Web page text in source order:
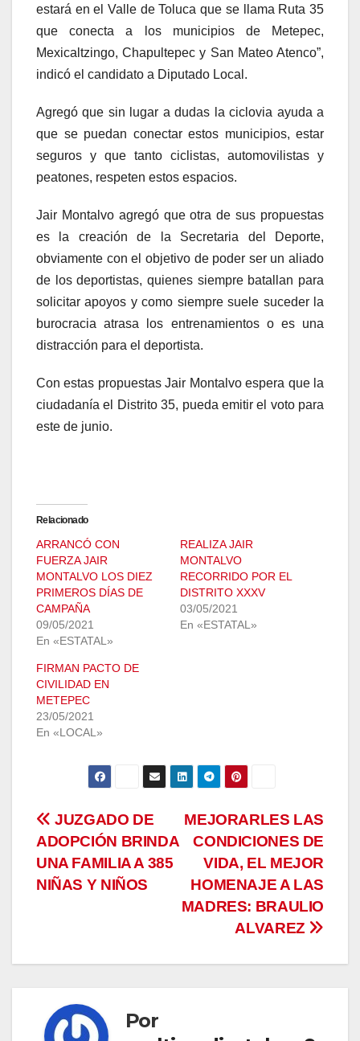
estará en el Valle de Toluca que se llama Ruta 35
que conecta a los municipios de Metepec,
Mexicaltzingo, Chapultepec y San Mateo Atenco”,
indicó el candidato a Diputado Local.
Agregó que sin lugar a dudas la ciclovia ayuda a
que se puedan conectar estos municipios, estar
seguros y que tanto ciclistas, automovilistas y
peatones, respeten estos espacios.
Jair Montalvo agregó que otra de sus propuestas
es la creación de la Secretaria del Deporte,
obviamente con el objetivo de poder ser un aliado
de los deportistas, quienes siempre batallan para
solicitar apoyos y como siempre suele suceder la
burocracia atrasa los entrenamientos o es una
distracción para el deportista.
Con estas propuestas Jair Montalvo espera que la
ciudadanía el Distrito 35, pueda emitir el voto para
este de junio.
Relacionado
ARRANCÓ CON
FUERZA JAIR
MONTALVO LOS DIEZ
PRIMEROS DÍAS DE
CAMPAÑA
09/05/2021
En «ESTATAL»
REALIZA JAIR
MONTALVO
RECORRIDO POR EL
DISTRITO XXXV
03/05/2021
En «ESTATAL»
FIRMAN PACTO DE
CIVILIDAD EN
METEPEC
23/05/2021
En «LOCAL»
Navegación
de
entradas
MEJORARLES LAS
CONDICIONES DE
VIDA, EL MEJOR
HOMENAJE A LAS
MADRES: BRAULIO
ALVAREZ
JUZGADO DE
ADOPCIÓN BRINDA
UNA FAMILIA A 385
NIÑAS Y NIÑOS
Por